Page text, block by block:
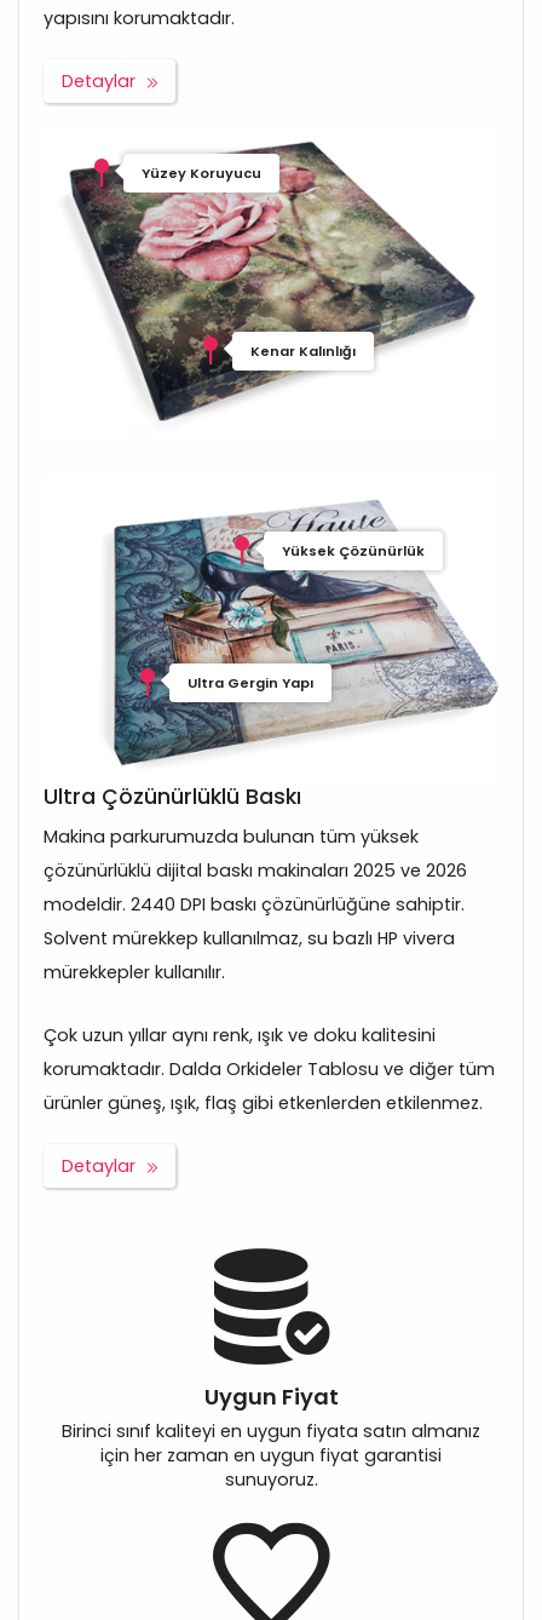
yapısını korumaktadır.
Detaylar
Yüzey Koruyucu
Kenar Kalınlığı
Yüksek Çözünürlük
Ultra Gergin Yapı
Ultra Çözünürlüklü Baskı
Makina parkurumuzda bulunan tüm yüksek
çözünürlüklü dijital baskı makinaları 2025 ve 2026
modeldir. 2440 DPI baskı çözünürlüğüne sahiptir.
Solvent mürekkep kullanılmaz, su bazlı HP vivera
mürekkepler kullanılır.
Çok uzun yıllar aynı renk, ışık ve doku kalitesini
korumaktadır. Dalda Orkideler Tablosu ve diğer tüm
ürünler güneş, ışık, flaş gibi etkenlerden etkilenmez.
Detaylar
Uygun Fiyat
Birinci sınıf kaliteyi en uygun fiyata satın almanız
için her zaman en uygun fiyat garantisi
sunuyoruz.